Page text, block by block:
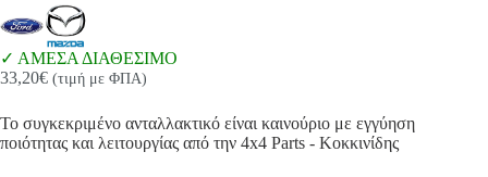
ΑΜΕΣΑ ΔΙΑΘΕΣΙΜΟ
33,20€ (τιμή με ΦΠΑ)
Το συγκεκριμένο ανταλλακτικό είναι καινούριο με εγγύηση
ποιότητας και λειτουργίας από την 4x4 Parts - Κοκκινίδης